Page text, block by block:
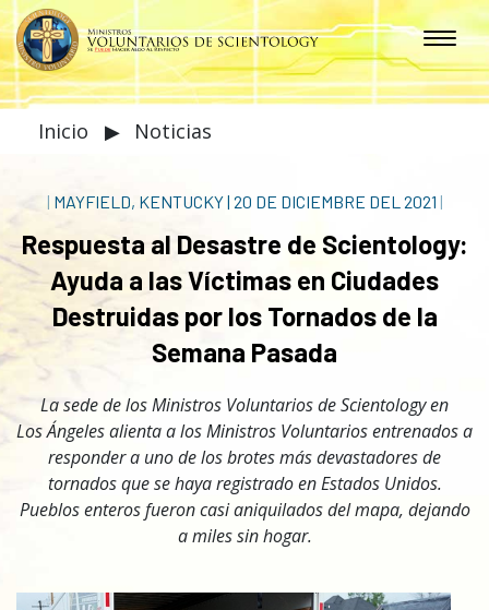
Inicio ▶ Noticias
| MAYFIELD, KENTUCKY| 20 DE DICIEMBRE DEL 2021 |
Respuesta al Desastre de Scientology:
Ayuda a las Víctimas en Ciudades
Destruidas por los Tornados de la
Semana Pasada
La sede de los Ministros Voluntarios de Scientology en
Los Ángeles alienta a los Ministros Voluntarios entrenados a
responder a uno de los brotes más devastadores de
tornados que se haya registrado en Estados Unidos.
Pueblos enteros fueron casi aniquilados del mapa, dejando
a miles sin hogar.